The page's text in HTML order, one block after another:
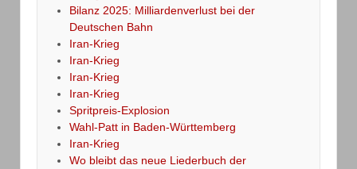
Bilanz 2025: Milliardenverlust bei der
Deutschen Bahn
Iran-Krieg
Iran-Krieg
Iran-Krieg
Iran-Krieg
Spritpreis-Explosion
Wahl-Patt in Baden-Württemberg
Iran-Krieg
Wo bleibt das neue Liederbuch der